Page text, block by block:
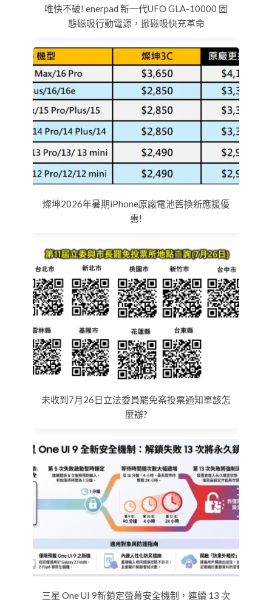
唯快不破! enerpad 新一代UFO GLA-10000 固
態磁吸行動電源，掀磁吸快充革命
燦坤2026年暑期iPhone原廠電池舊換新應援優
惠!
未收到7月26日立法委員罷免案投票通知單該怎
麼辦?
三星 One UI 9新鎖定螢幕安全機制，連續 13 次